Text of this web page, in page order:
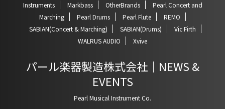
Instruments
Markbass OtherBrands
Pearl Concert and
Marching
Pearl Drums Pearl Flute
REMO
SABIAN(Concert & Marching)
SABIAN(Drums)
Vic Firth
WALRUS AUDIO
Xvive
パール楽器製造株式会社｜NEWS &
EVENTS
Pearl Musical Instrument Co.